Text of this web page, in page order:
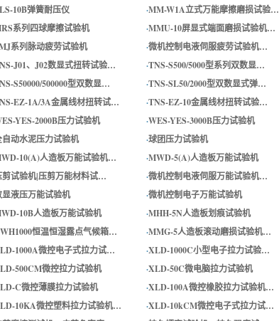
10B弹簧耐压仪 ·MM-W1A立式万能摩擦磨损试验…
系列四球摩擦试验机 ·MMU-10屏显式端面磨损试验机…
系列脉动疲劳试验机 ·微机控制电液伺服疲劳试验机…
J01、J02数显式扭转试验… ·TNS-S500/5000型系列双数显…
S50000/500000型双数显… ·TNS-SL50/2000型双数显式弹…
EZ-1A/3A金属线材扭转试… ·TNS-EZ-10金属线材扭转试验…
YES-2000B压力试验机 ·WES-YES-3000B压力试验机
自动水泥压力试验机 ·球团压力试验机
10(A)人造板万能试验机… ·MWD-5(A)人造板万能试验机
剪试验机|压剪万能材料试… ·微机控制电液伺服万能试验机…
显液压万能试验机 ·微机控制电子万能试验机
10B人造板万能试验机 ·MHH-5N人造板划痕试验机
恒温恒湿露点气候箱… ·MMG-5人造板滚动磨损试验机…
1000A微控电子式拉力试… ·XLD-1000C小型电子拉力试验…
500CM微控拉力试验机 ·XLD-50C微电脑拉力试验机
C微控薄膜拉力试验机 ·XLD-100A微控橡胶拉力试验机…
10KA微控塑料拉力试验机… ·XLD-10kCM微控电子式拉力试…